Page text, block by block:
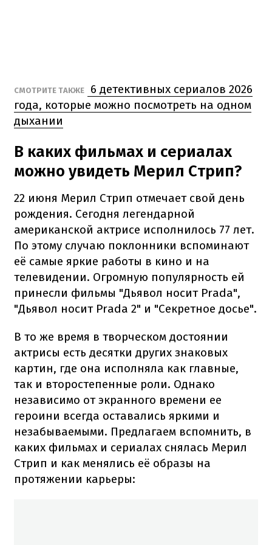
СМОТРИТЕ ТАКЖЕ
6 детективных сериалов 2026
года, которые можно посмотреть на одном
дыхании
В каких фильмах и сериалах
можно увидеть Мерил Стрип?
22 июня Мерил Стрип отмечает свой день
рождения. Сегодня легендарной
американской актрисе исполнилось 77 лет.
По этому случаю поклонники вспоминают
её самые яркие работы в кино и на
телевидении. Огромную популярность ей
принесли фильмы "Дьявол носит Prada",
"Дьявол носит Prada 2" и "Секретное досье".
В то же время в творческом достоянии
актрисы есть десятки других знаковых
картин, где она исполняла как главные,
так и второстепенные роли. Однако
независимо от экранного времени ее
героини всегда оставались яркими и
незабываемыми. Предлагаем вспомнить, в
каких фильмах и сериалах снялась Мерил
Стрип и как менялись её образы на
протяжении карьеры: